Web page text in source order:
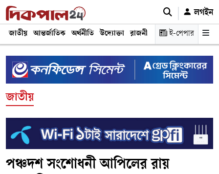
লগইন
জাতীয় আন্তর্জাতিক অর্থনীতি উদ্যোক্তা রাজনীতি শিক্ষা স্বাস্থ্য ও
ই-পেপার
জাতীয়
পঞ্চদশ সংশোধনী আপিলের রায়